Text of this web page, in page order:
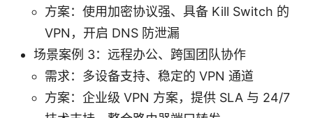
方案：使用加密协议强、具备 Kill Switch 的
VPN，开启 DNS 防泄漏
场景案例 3：远程办公、跨国团队协作
需求：多设备支持、稳定的 VPN 通道
方案：企业级 VPN 方案，提供 SLA 与 24/7